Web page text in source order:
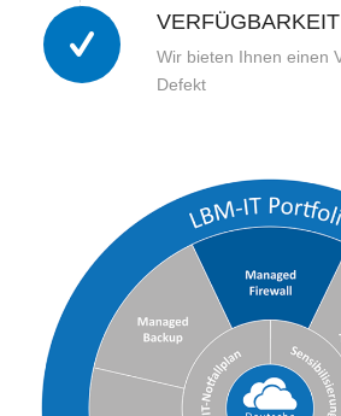
VERFÜGBARKEIT
Wir bieten Ihnen einen
Defekt